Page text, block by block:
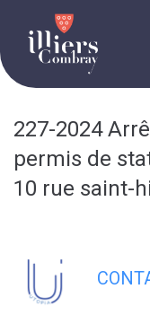
227-2024
permis de
10 rue saint-